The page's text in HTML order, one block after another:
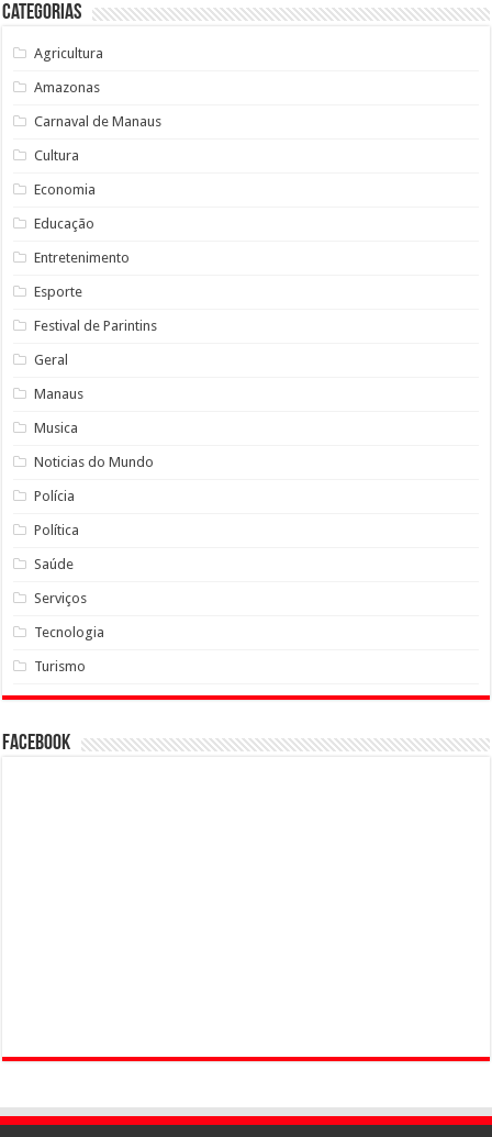
Categorias
Agricultura
Amazonas
Carnaval de Manaus
Cultura
Economia
Educação
Entretenimento
Esporte
Festival de Parintins
Geral
Manaus
Musica
Noticias do Mundo
Polícia
Política
Saúde
Serviços
Tecnologia
Turismo
Facebook